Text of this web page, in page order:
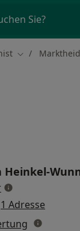
Sie?
Stadt ändern
Heinkel-
über
1 Adresse